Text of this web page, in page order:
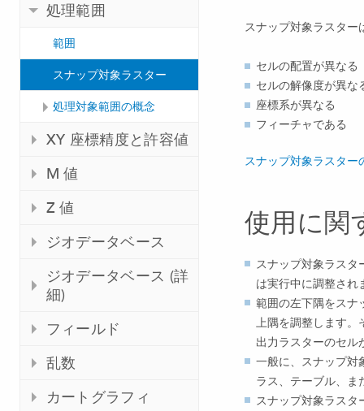
処理範囲
範囲
スナップ対象ラスター
処理対象範囲の概念
XY 座標精度と許容値
M 値
Z 値
ジオデータベース
ジオデータベース (詳
細)
フィールド
乱数
カートグラフィ
スナップ対象ラスター
セルの配置が異なる
セルの解像度が異な
座標系が異なる
フィーチャである
スナップ対象ラスター
使用に関
スナップ対象ラスタ
は実行中に調整され
範囲の左下隅をスナ
上隅を調整します。
出力ラスターのセル
一般に、スナップ対
ラス、テーブル、ま
スナップ対象ラスタ